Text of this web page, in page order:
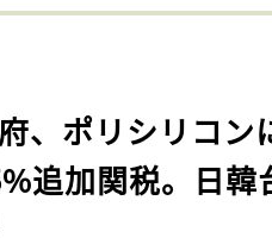
、ポリシリコン
追加関税。日韓